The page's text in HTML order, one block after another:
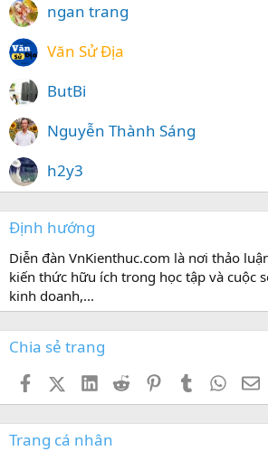
ngan trang
Văn Sử Địa
ButBi
Nguyễn Thành Sáng
h2y3
Định hướng
Diễn đàn VnKienthuc.com là nơi thảo
kiến thức hữu ích trong học tập và cuộc
kinh doanh,...
Chia sẻ trang
FacebookX (Twitter)
LinkedIn
Reddit PinterestTumblr
Trang cá nhân